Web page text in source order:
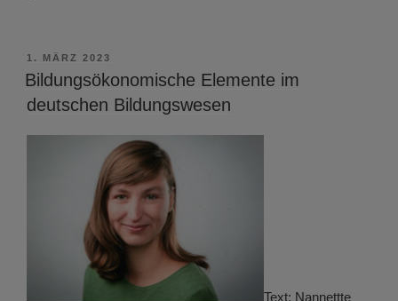
VERÖFFENTLICHT
AM
1. MÄRZ 2023
Bildungsökonomische Elemente im
deutschen Bildungswesen
Text: Nannettte